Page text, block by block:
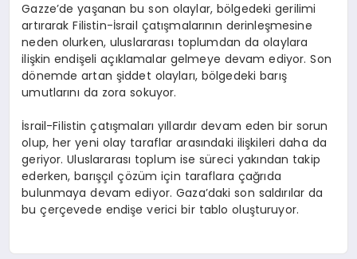
Gazze’de yaşanan bu son olaylar, bölgedeki gerilimi
artırarak Filistin-İsrail çatışmalarının derinleşmesine
neden olurken, uluslararası toplumdan da olaylara
ilişkin endişeli açıklamalar gelmeye devam ediyor. Son
dönemde artan şiddet olayları, bölgedeki barış
umutlarını da zora sokuyor.
İsrail-Filistin çatışmaları yıllardır devam eden bir sorun
olup, her yeni olay taraflar arasındaki ilişkileri daha da
geriyor. Uluslararası toplum ise süreci yakından takip
ederken, barışçıl çözüm için taraflara çağrıda
bulunmaya devam ediyor. Gaza’daki son saldırılar da
bu çerçevede endişe verici bir tablo oluşturuyor.